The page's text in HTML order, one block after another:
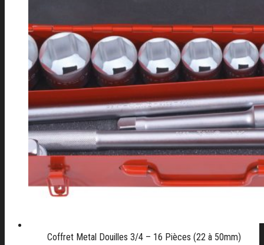
Coffret Metal Douilles 3/4 – 16 Pièces (22 à 50mm)